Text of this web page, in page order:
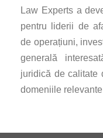
Law Experts a
pentru liderii de
de operațiuni,
generală
juridică de calitate
domeniile